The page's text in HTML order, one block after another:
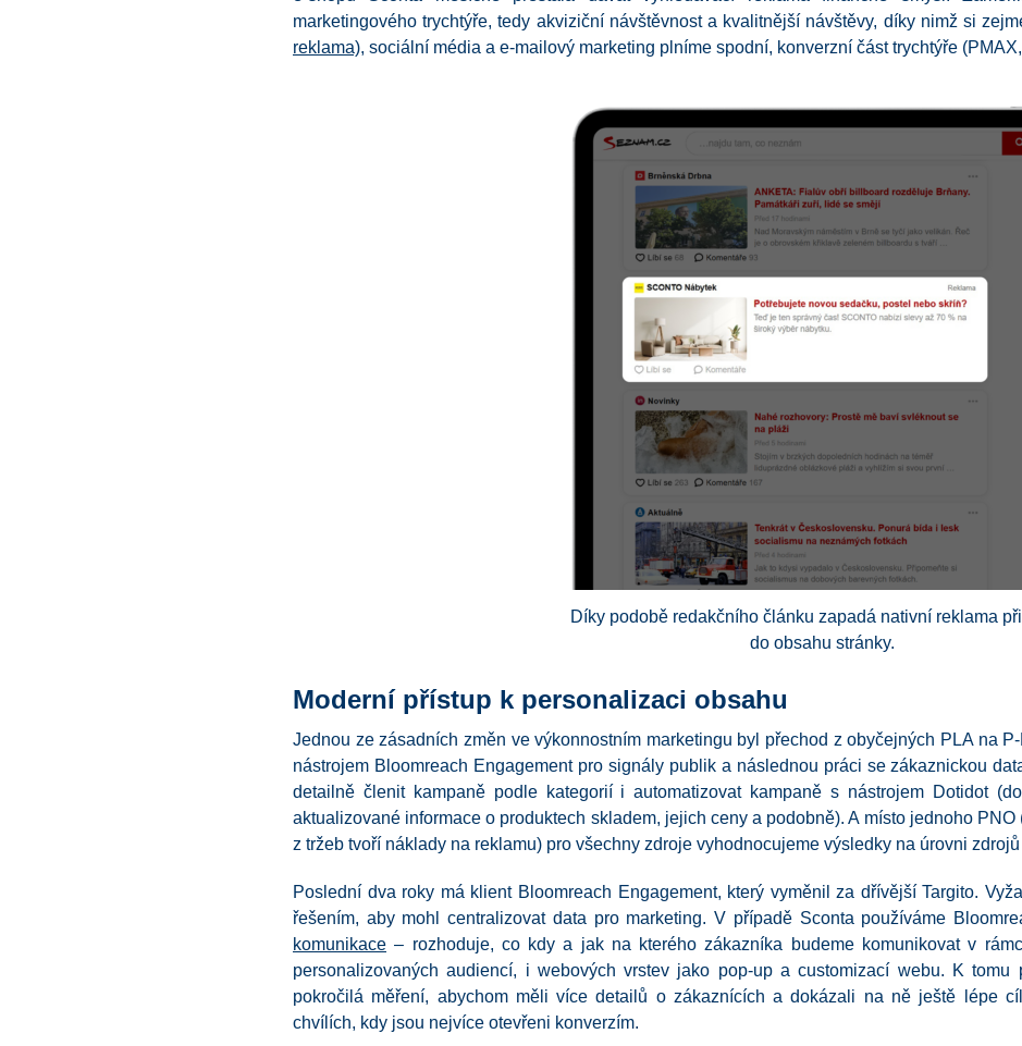
marketingového trychtýře, tedy akviziční návštěvnost a kvalitnější návštěvy, díky nimž si
reklama), sociální média a e-mailový marketing plníme spodní, konverzní část trychtýře
Díky podobě redakčního článku zapadá nativní reklama
do obsahu stránky.
Moderní přístup k personalizaci obsahu
Jednou ze zásadních změn ve výkonnostním marketingu byl přechod z obyčejných PLA na
nástrojem Bloomreach Engagement pro signály publik a následnou práci se zákaznickou
detailně členit kampaně podle kategorií i automatizovat kampaně s nástrojem Dotidot
aktualizované informace o produktech skladem, jejich ceny a podobně). A místo jednoho
z tržeb tvoří náklady na reklamu) pro všechny zdroje vyhodnocujeme výsledky na úrovni
Poslední dva roky má klient Bloomreach Engagement, který vyměnil za dřívější Targito.
řešením, aby mohl centralizovat data pro marketing. V případě Sconta používáme
komunikace – rozhoduje, co kdy a jak na kterého zákazníka budeme komunikovat v
personalizovaných audiencí, i webových vrstev jako pop-up a customizací webu. K
pokročilá měření, abychom měli více detailů o zákaznících a dokázali na ně ještě lépe
chvílích, kdy jsou nejvíce otevřeni konverzím.